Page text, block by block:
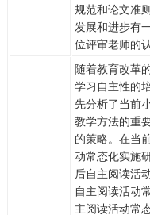
规范和论文准
发展和进步有
位评审老师的
随着教育改革
学习自主性的
先分析了当前
教学方法的重
的策略。在当
动常态化实施
后自主阅读活
自主阅读活动
主阅读活动常